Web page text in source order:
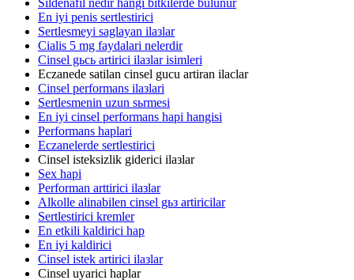
Sildenafil nedir hangi bitkilerde bulunur
En iyi penis sertlestirici
Sertlesmeyi saglayan ilaзlar
Cialis 5 mg faydalari nelerdir
Cinsel gьcь artirici ilaзlar isimleri
Eczanede satilan cinsel gucu artiran ilaclar
Cinsel performans ilaзlari
Sertlesmenin uzun sьrmesi
En iyi cinsel performans hapi hangisi
Performans haplari
Eczanelerde sertlestirici
Cinsel isteksizlik giderici ilaзlar
Sex hapi
Performan arttirici ilaзlar
Alkolle alinabilen cinsel gьз artiricilar
Sertlestirici kremler
En etkili kaldirici hap
En iyi kaldirici
Cinsel istek artirici ilaзlar
Cinsel uyarici haplar